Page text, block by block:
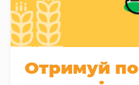
Отримуй